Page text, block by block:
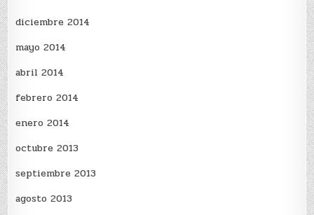
diciembre 2014
mayo 2014
abril 2014
febrero 2014
enero 2014
octubre 2013
septiembre 2013
agosto 2013